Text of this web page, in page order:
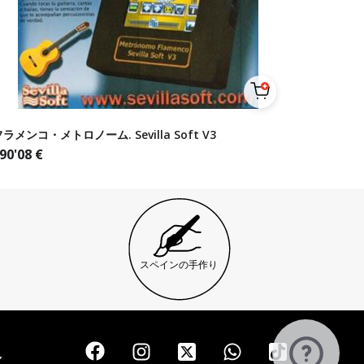
ラメンコ・メトロノーム. Sevilla Soft V3
€
スペインの手作り